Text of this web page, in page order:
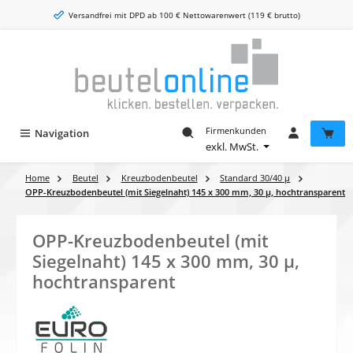
Zum Hauptinhalt springenVersandfrei mit DPD ab 100 € Nettowarenwert (119 € brutto)
Navigation Firmenkunden
exkl. MwSt.
Home Beutel Kreuzbodenbeutel
Standard 30/40 µ
OPP-Kreuzbodenbeutel (mit Siegelnaht) 145 x 300 mm, 30 µ, hochtransparent
OPP-Kreuzbodenbeutel (mit
Siegelnaht) 145 x 300 mm, 30 µ,
hochtransparent